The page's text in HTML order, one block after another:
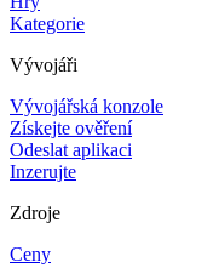
Kategorie
Vývojáři
Vývojářská konzole
Získejte ověření
Odeslat aplikaci
Inzerujte
Zdroje
Ceny